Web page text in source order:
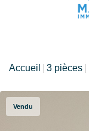
Accueil 3 pièces
Vendu